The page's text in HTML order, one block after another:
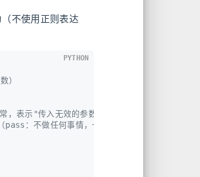
不使用正则表达
）
表示"传入无效的参数"
：不做任何事情，一般用做占位语句）
PYTHON